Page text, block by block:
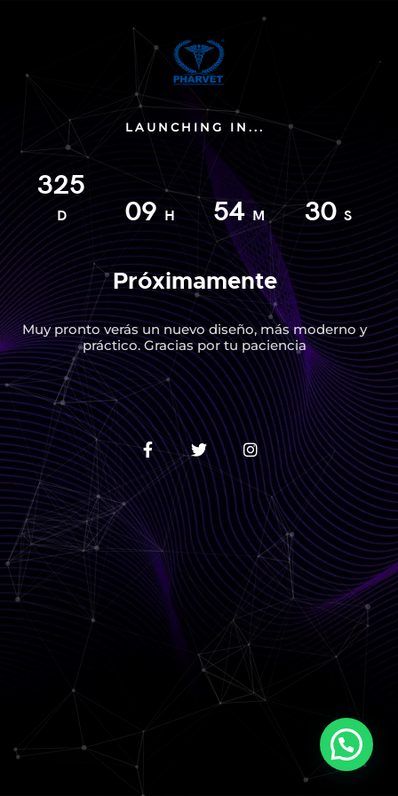
LAUNCHING IN...
325
D 09 H 54M 30 S
Próximamente
Muy pronto verás un nuevo diseño, más moderno y
práctico. Gracias por tu paciencia